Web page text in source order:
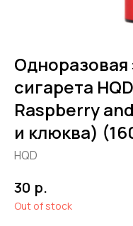
Одноразовая
сигарета
Raspberry
и клюква)
HQD
30 р.
Out of stock